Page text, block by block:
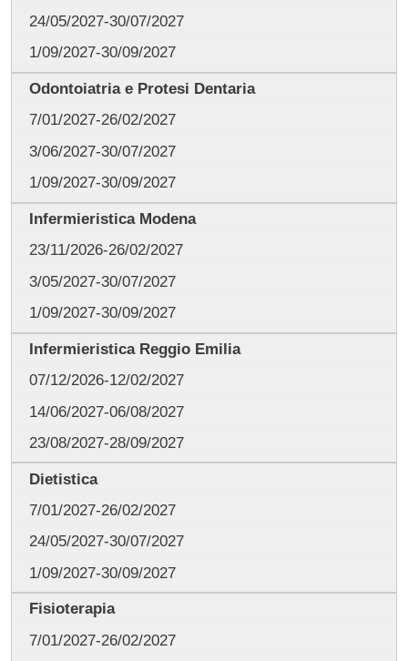
24/05/2027-30/07/2027
1/09/2027-30/09/2027
Odontoiatria e Protesi Dentaria
7/01/2027-26/02/2027
3/06/2027-30/07/2027
1/09/2027-30/09/2027
Infermieristica Modena
23/11/2026-26/02/2027
3/05/2027-30/07/2027
1/09/2027-30/09/2027
Infermieristica Reggio Emilia
07/12/2026-12/02/2027
14/06/2027-06/08/2027
23/08/2027-28/09/2027
Dietistica
7/01/2027-26/02/2027
24/05/2027-30/07/2027
1/09/2027-30/09/2027
Fisioterapia
7/01/2027-26/02/2027